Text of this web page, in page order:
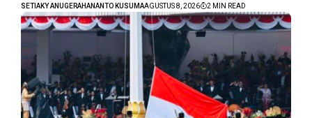
SETIAKY ANUGERAHANANTO KUSUMAAGUSTUS 8, 2026 2 MIN READ